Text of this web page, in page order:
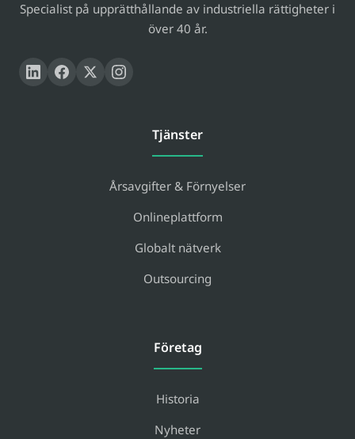
Specialist på upprätthållande av industriella rättigheter i
över 40 år.
Tjänster
Årsavgifter & Förnyelser
Onlineplattform
Globalt nätverk
Outsourcing
Företag
Historia
Nyheter